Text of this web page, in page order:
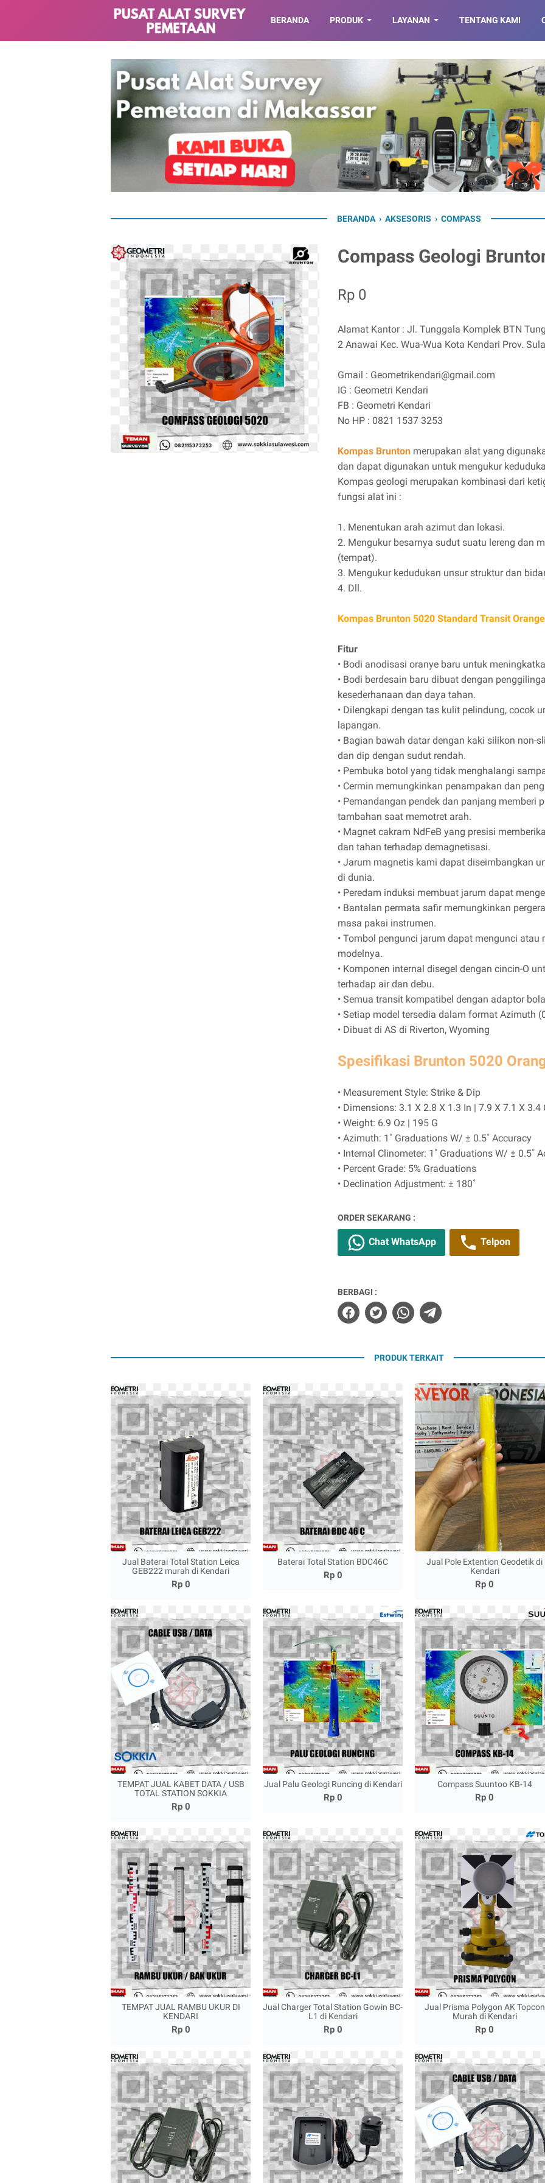
BERANDA PRODUK LAYANAN TENTANG KAMI
BERANDA › AKSESORIS › COMPASS
Compass Geologi
Rp 0
Alamat Kantor : Jl. Tunggala Komplek BTN
2 Anawai Kec. Wua-Wua Kota Kendari Prov.
Gmail : Geometrikendari@gmail.com
IG : Geometri Kendari
FB : Geometri Kendari
No HP : 0821 1537 3253
Kompas Brunton merupakan alat yang
dan dapat digunakan untuk mengukur
Kompas geologi merupakan kombinasi dari
fungsi alat ini :
1. Menentukan arah azimut dan lokasi.
2. Mengukur besarnya sudut suatu lereng dan
(tempat).
3. Mengukur kedudukan unsur struktur dan
4. Dll.
Kompas Brunton 5020 Standard Transit Orange
Fitur
• Bodi anodisasi oranye baru untuk
• Bodi berdesain baru dibuat dengan
kesederhanaan dan daya tahan.
• Dilengkapi dengan tas kulit pelindung, cocok
lapangan.
• Bagian bawah datar dengan kaki silikon non-
dan dip dengan sudut rendah.
• Pembuka botol yang tidak menghalangi
• Cermin memungkinkan penampakan dan
• Pemandangan pendek dan panjang memberi
tambahan saat memotret arah.
• Magnet cakram NdFeB yang presisi
dan tahan terhadap demagnetisasi.
• Jarum magnetis kami dapat diseimbangkan
di dunia.
• Peredam induksi membuat jarum dapat
• Bantalan permata safir memungkinkan
masa pakai instrumen.
• Tombol pengunci jarum dapat mengunci atau
modelnya.
• Komponen internal disegel dengan cincin-O
terhadap air dan debu.
• Semua transit kompatibel dengan adaptor
• Setiap model tersedia dalam format Azimuth
• Dibuat di AS di Riverton, Wyoming
Spesifikasi Brunton 5020
• Measurement Style: Strike & Dip
• Dimensions: 3.1 X 2.8 X 1.3 In | 7.9 X 7.1 X 3.4
• Weight: 6.9 Oz | 195 G
• Azimuth: 1˚ Graduations W/ ± 0.5˚ Accuracy
• Internal Clinometer: 1˚ Graduations W/ ± 0.5˚
• Percent Grade: 5% Graduations
• Declination Adjustment: ± 180˚
ORDER SEKARANG :
Chat WhatsApp Telpon
BERBAGI :
PRODUK TERKAIT
Jual Baterai Total Station Leica
GEB222 murah di Kendari
Rp 0
Baterai Total Station BDC46C
Rp 0
Jual Pole Extention Geodetik di
Kendari
Rp 0
TEMPAT JUAL KABET DATA / USB
TOTAL STATION SOKKIA
Rp 0
Jual Palu Geologi Runcing di Kendari
Rp 0
Compass Suuntoo KB-14
Rp 0
TEMPAT JUAL RAMBU UKUR DI
KENDARI
Rp 0
Jual Charger Total Station Gowin BC-
L1 di Kendari
Rp 0
Jual Prisma Polygon AK Topcon
Murah di Kendari
Rp 0